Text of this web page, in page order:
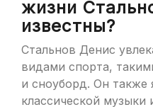
жизни
известны?
Стальнов Денис
видами спорта,
и сноуборд. Он также
классической музыки